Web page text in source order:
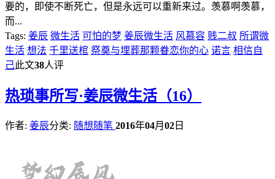
要的，即使不断死亡，但是永远可以重新来过。羡慕啊羡慕，
而...
Tags: 姜辰 微生活 可怕的梦 姜辰微生活 风慕容 贱二叔 所谓微
生活 想法 千里送棺 祭奠与埋葬那颗眷恋你的心 诺言 相信自
己此文38人评
热琐事所写·姜辰微生活（16）
作者: 姜辰分类: 随想随笔 2016年04月 02 日